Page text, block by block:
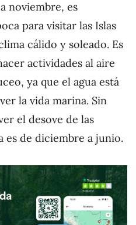
noviembre, es
para visitar las Islas
cálido y soleado. Es
actividades al aire
ya que el agua está
la vida marina. Sin
el desove de las
es de diciembre a junio.